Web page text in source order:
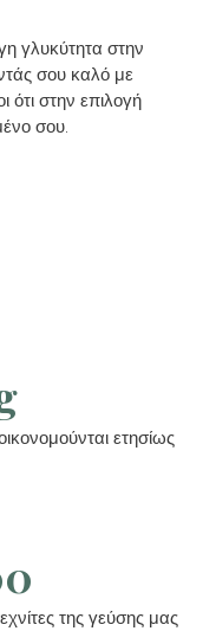
γλυκύτητα στην
σου καλό με
ότι στην επιλογή
σου.
ετησίως
της γεύσης μας